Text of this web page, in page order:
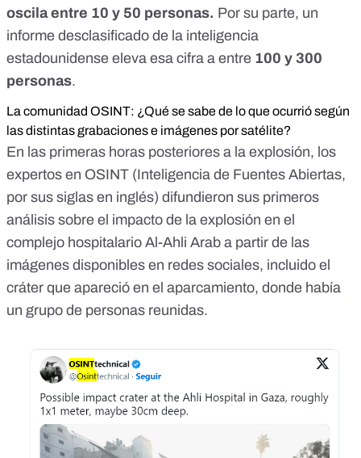
oscila entre 10 y 50 personas. Por su parte, un
informe desclasificado de la inteligencia
estadounidense eleva esa cifra a entre 100 y 300
personas.
La comunidad OSINT: ¿Qué se sabe de lo que ocurrió según
las distintas grabaciones e imágenes por satélite?
En las primeras horas posteriores a la explosión, los
expertos en OSINT (Inteligencia de Fuentes Abiertas,
por sus siglas en inglés) difundieron sus primeros
análisis sobre el impacto de la explosión en el
complejo hospitalario Al-Ahli Arab a partir de las
imágenes disponibles en redes sociales, incluido el
cráter que apareció en el aparcamiento, donde había
un grupo de personas reunidas.